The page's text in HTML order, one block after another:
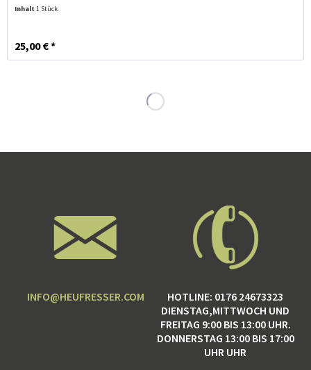
Inhalt1 Stück
25,00 € *
INFO@HEUFRESSER.COM
HOTLINE: 0176 24673323
DIENSTAG,MITTWOCH UND
FREITAG 9:00 BIS 13:00 UHR.
DONNERSTAG 13:00 BIS 17:00
UHR UHR